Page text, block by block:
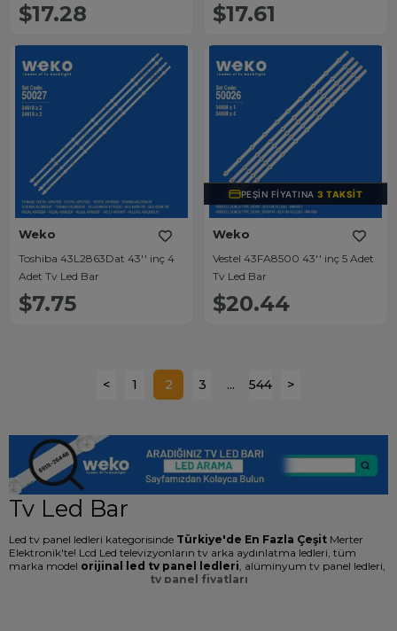
$17.28 $17.61
Weko
Toshiba 43L2863Dat 43'' inç 4
Adet Tv Led Bar
$7.75
PEŞIN FIYATINA3 TAKSIT
Weko
Vestel 43FA8500 43'' inç 5 Adet
Tv Led Bar
$20.44
< 1 2 3 ... 544 >
Tv Led Bar
Led tv panel ledleri kategorisinde Türkiye'de En Fazla Çeşit Merter
Elektronik'te! Lcd Led televizyonların tv arka aydınlatma ledleri, tüm
marka model orijinal led tv panel ledleri, alüminyum tv panel ledleri,
tv panel fiyatları